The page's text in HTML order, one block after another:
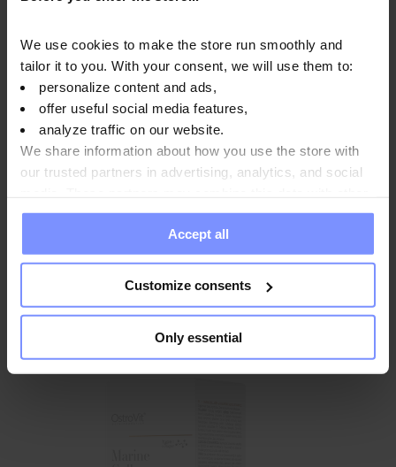
We use cookies to make the store run smoothly and
tailor it to you. With your consent, we will use them to:
personalize content and ads,
offer useful social media features,
analyze traffic on our website.
We share information about how you use the store with
our trusted partners in advertising, analytics, and social
information you have provided to them or that they have
collected when you use their services. Do you agree?
Accept all
Customize consents
Only essential
4.8
Aggiungi al carrello